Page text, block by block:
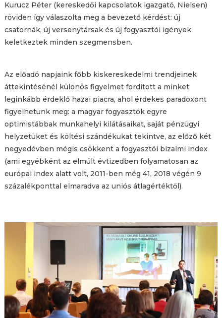
Kurucz Péter (kereskedői kapcsolatok igazgató, Nielsen)
röviden így válaszolta meg a bevezető kérdést: új
csatornák, új versenytársak és új fogyasztói igények
keletkeztek minden szegmensben.
Az előadó napjaink főbb kiskereskedelmi trendjeinek
áttekintésénél különös figyelmet fordított a minket
leginkább érdeklő hazai piacra, ahol érdekes paradoxont
figyelhetünk meg: a magyar fogyasztók egyre
optimistábbak munkahelyi kilátásaikat, saját pénzügyi
helyzetüket és költési szándékukat tekintve, az előző két
negyedévben mégis csökkent a fogyasztói bizalmi index
(ami egyébként az elmúlt évtizedben folyamatosan az
európai index alatt volt, 2011-ben még 41, 2018 végén 9
százalékponttal elmaradva az uniós átlagértéktől).